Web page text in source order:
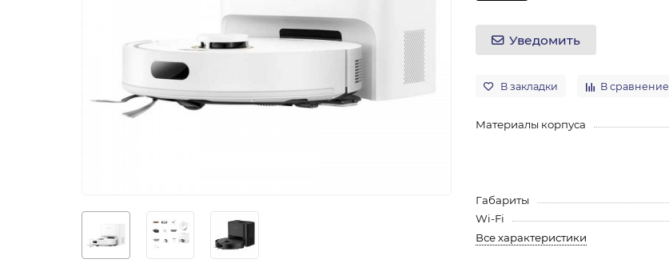
Уведомить
В закладки В сравнение
Материалы корпуса
Габариты
Wi-Fi
Все характеристики